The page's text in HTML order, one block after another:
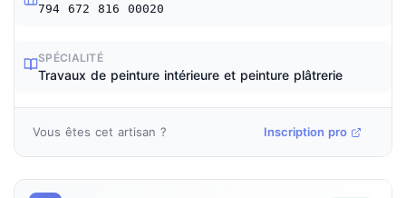
794 672 816 00020
SPÉCIALITÉ
Travaux de peinture intérieure et peinture plâtrerie
Vous êtes cet artisan ? Inscription pro